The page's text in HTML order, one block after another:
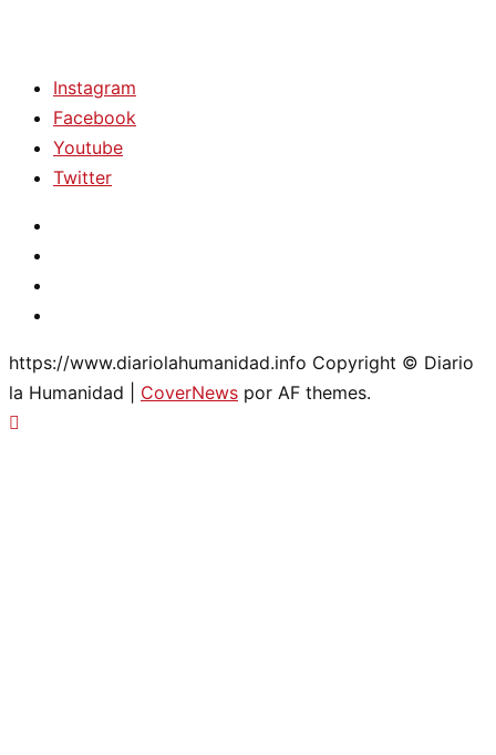
Instagram
Facebook
Youtube
Twitter
https://www.diariolahumanidad.info Copyright © Diario
la Humanidad
CoverNews por AF themes.